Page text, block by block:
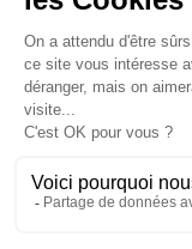
Politiques